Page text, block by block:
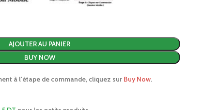
AJOUTER AU PANIER
BUY NOW
à l'étape de commande, cliquez sur Buy Now.